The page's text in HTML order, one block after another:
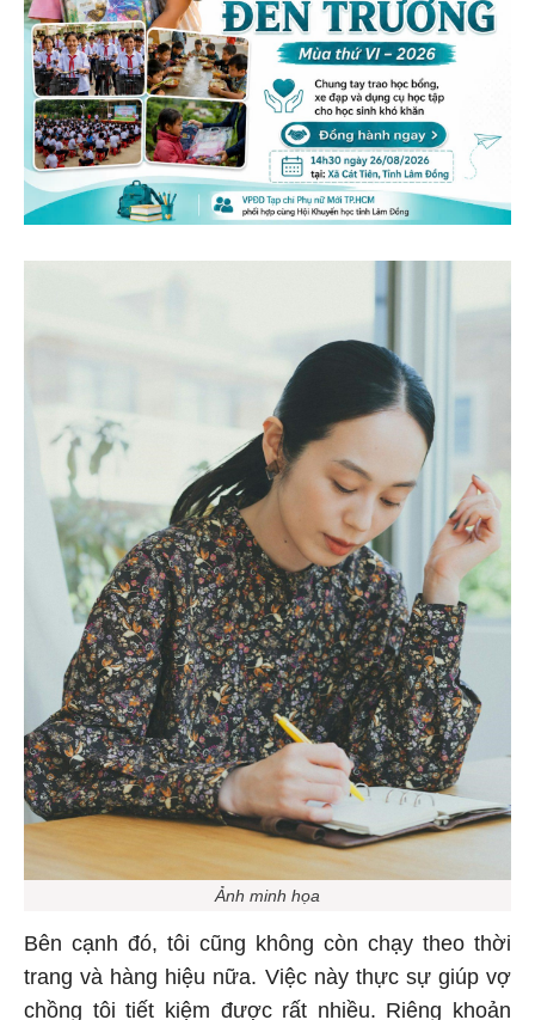
Ảnh minh họa
Bên cạnh đó, tôi cũng không còn chạy theo thời
trang và hàng hiệu nữa. Việc này thực sự giúp vợ
chồng tôi tiết kiệm được rất nhiều. Riêng khoản